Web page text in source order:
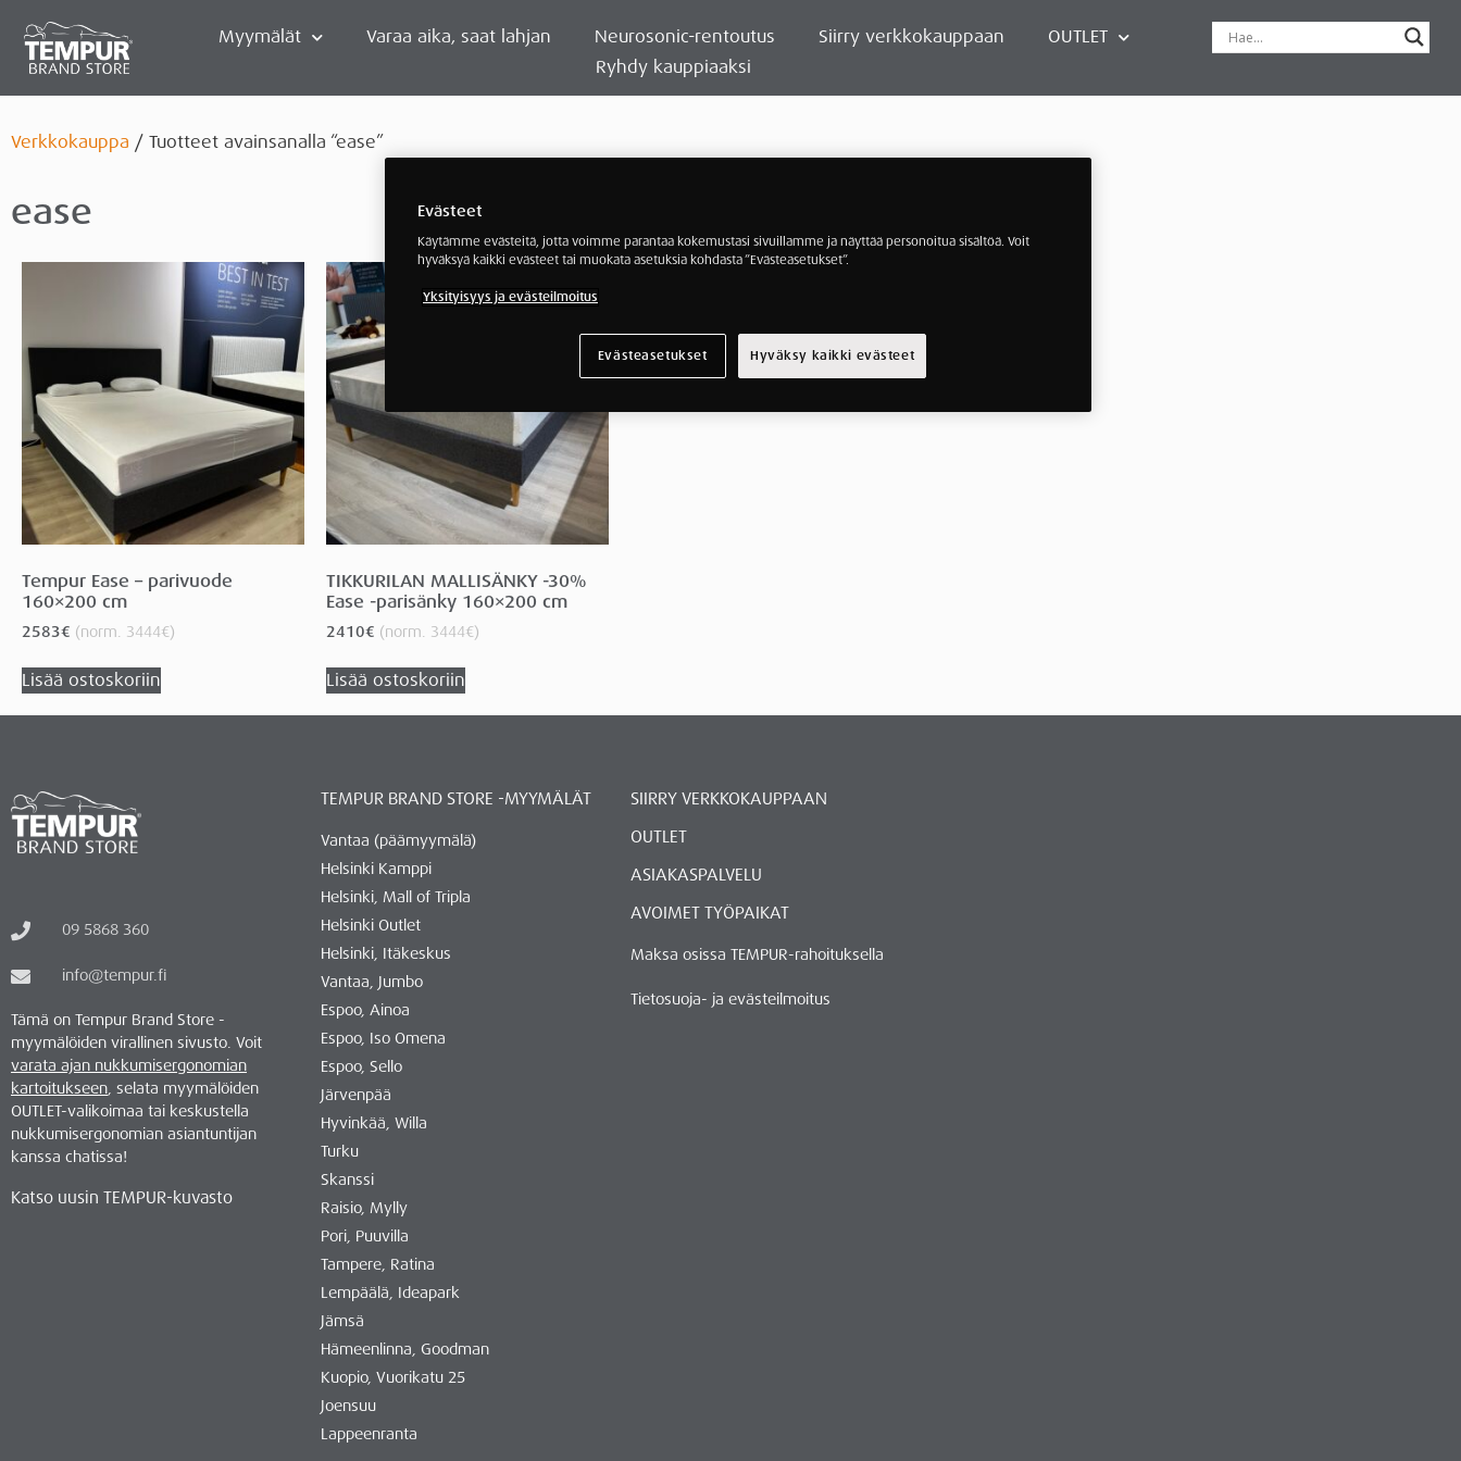
Myymälät Varaa aika, saat lahjan Neurosonic-rentoutus Siirry verkkokauppaan
OUTLET
Ryhdy kauppiaaksi
Verkkokauppa / Tuotteet avainsanalla “ease”
ease
Tempur Ease – parivuode
160×200 cm
2583€ (norm. 3444€)
Lisää ostoskoriin
TIKKURILAN MALLISÄNKY -30%
Ease -parisänky 160×200 cm
2410€ (norm. 3444€)
Lisää ostoskoriin
09 5868 360
info@tempur.fi
Tämä on Tempur Brand Store -
myymälöiden virallinen sivusto. Voit
varata ajan nukkumisergonomian
kartoitukseen, selata myymälöiden
OUTLET-valikoimaa tai keskustella
nukkumisergonomian asiantuntijan
kanssa chatissa!
Katso uusin TEMPUR-kuvasto
TEMPUR BRAND STORE -MYYMÄLÄT
Vantaa (päämyymälä)
Helsinki Kamppi
Helsinki, Mall of Tripla
Helsinki Outlet
Helsinki, Itäkeskus
Vantaa, Jumbo
Espoo, Ainoa
Espoo, Iso Omena
Espoo, Sello
Järvenpää
Hyvinkää, Willa
Turku
Skanssi
Raisio, Mylly
Pori, Puuvilla
Tampere, Ratina
Lempäälä, Ideapark
Jämsä
Hämeenlinna, Goodman
Kuopio, Vuorikatu 25
Joensuu
Lappeenranta
SIIRRY VERKKOKAUPPAAN
OUTLET
ASIAKASPALVELU
AVOIMET TYÖPAIKAT
Maksa osissa TEMPUR-rahoituksella
Tietosuoja- ja evästeilmoitus
Evästeet
Käytämme evästeitä, jotta voimme parantaa kokemustasi sivuillamme ja näyttää personoitua sisältöä. Voit
hyväksyä kaikki evästeet tai muokata asetuksia kohdasta ”Evästeasetukset”.
Yksityisyys ja evästeilmoitus
Evästeasetukset Hyväksy kaikki evästeet